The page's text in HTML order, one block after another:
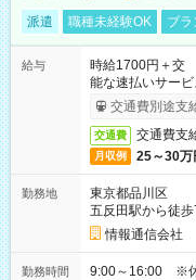
派遣 職種未経験OK ブラ
給与
時給1700円＋交
能な速払いサービ
交通費別途支
交通費 交通費支
月収例 25～30万
勤務地
東京都品川区
五反田駅から徒
情報通信会社
勤務時間
9:00～16:00 ※休